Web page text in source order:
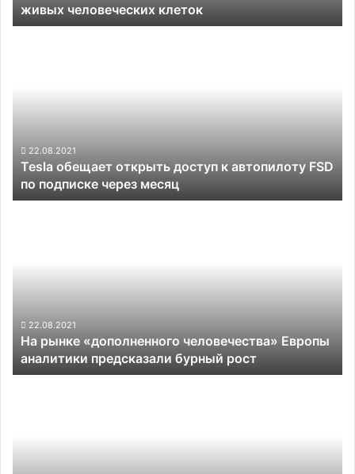
живых человеческих клеток
по
подписке
через
месяц
22.08.2021
Tesla обещает открыть доступ к автопилоту FSD
по подписке через месяц
бурный
рост
22.08.2021
На рынке «дополненного человечества» Европы
аналитики предсказали бурный рост